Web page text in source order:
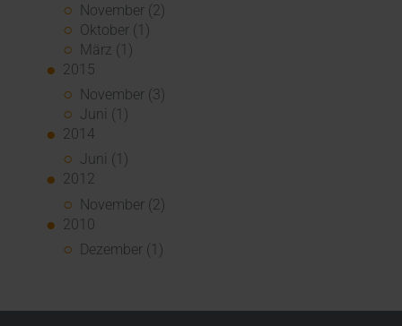
November (2)
Oktober (1)
März (1)
2015
November (3)
Juni (1)
2014
Juni (1)
2012
November (2)
2010
Dezember (1)